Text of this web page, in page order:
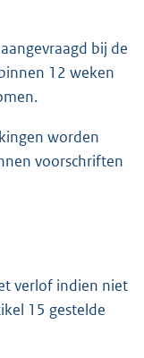
bij de
12 weken
worden
voorschriften
verlof indien niet
15 gestelde